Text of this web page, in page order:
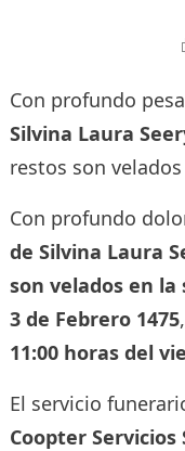
Con profundo
Silvina Laura
restos son
Con profundo
de Silvina Laura
son velados en la
3 de Febrero 1475
11:00 horas del
El servicio
Coopter Servicios